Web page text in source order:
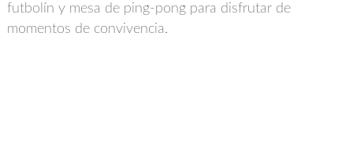
futbolín y mesa de ping-pong para disfrutar de
momentos de convivencia.